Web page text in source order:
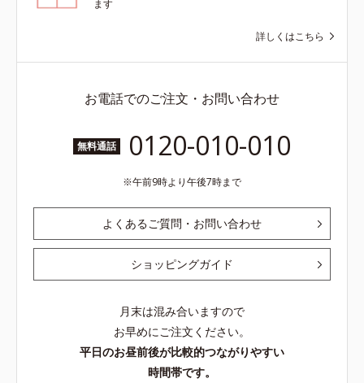
ます
詳しくはこちら
お電話でのご注文・お問い合わせ
無料通話 0120-010-010
午前9時より午後7時まで
よくあるご質問・お問い合わせ
ショッピングガイド
月末は混み合いますので
お早めにご注文ください。
平日のお昼前後が比較的つながりやすい
時間帯です。